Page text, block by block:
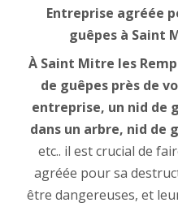
Entreprise agréée
guêpes à Saint
À Saint Mitre les
de guêpes près de
entreprise, un nid de
dans un arbre, nid de
etc.. il est crucial de
agréée pour sa
être dangereuses, et